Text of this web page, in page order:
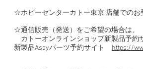
☆ホビーセンターカトー東京 店舗での
☆通信販売（発送）をご希望の場合は、
カトーオンラインショップ新製品予約
新製品Assyパーツ予約サイト https://